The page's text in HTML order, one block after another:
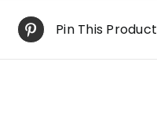
Pin This Product